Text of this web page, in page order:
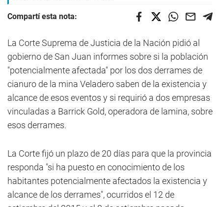
Compartí esta nota:
La Corte Suprema de Justicia de la Nación pidió al
gobierno de San Juan informes sobre si la población
"potencialmente afectada" por los dos derrames de
cianuro de la mina Veladero saben de la existencia y
alcance de esos eventos y si requirió a dos empresas
vinculadas a Barrick Gold, operadora de lamina, sobre
esos derrames.
La Corte fijó un plazo de 20 días para que la provincia
responda "si ha puesto en conocimiento de los
habitantes potencialmente afectados la existencia y
alcance de los derrames", ocurridos el 12 de